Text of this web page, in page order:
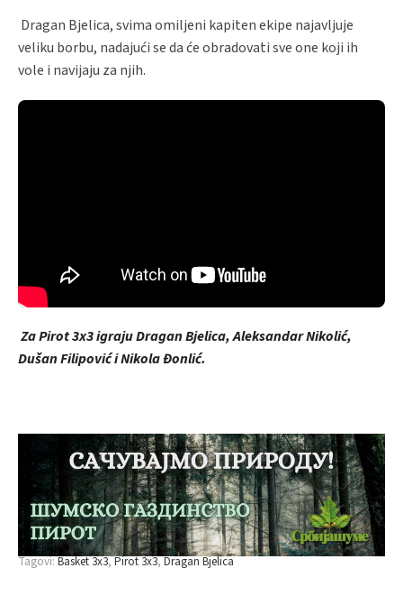
Dragan Bjelica, svima omiljeni kapiten ekipe najavljuje
veliku borbu, nadajući se da će obradovati sve one koji ih
vole i navijaju za njih.
Za Pirot 3x3 igraju Dragan Bjelica, Aleksandar Nikolić,
Dušan Filipović i Nikola Đonlić.
Tagovi:Basket 3x3 Pirot 3x3 Dragan Bjelica